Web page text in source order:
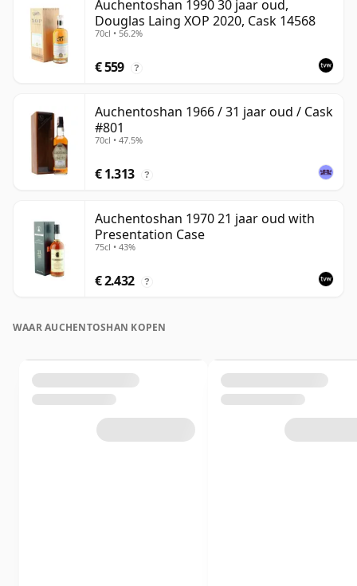
Auchentoshan 1990 30 jaar oud,
Douglas Laing XOP 2020, Cask 14568
70cl • 56.2%
€ 559 ?
Auchentoshan 1966 / 31 jaar oud / Cask
#801
70cl • 47.5%
€ 1.313 ?
Auchentoshan 1970 21 jaar oud with
Presentation Case
75cl • 43%
€ 2.432 ?
WAAR AUCHENTOSHAN KOPEN